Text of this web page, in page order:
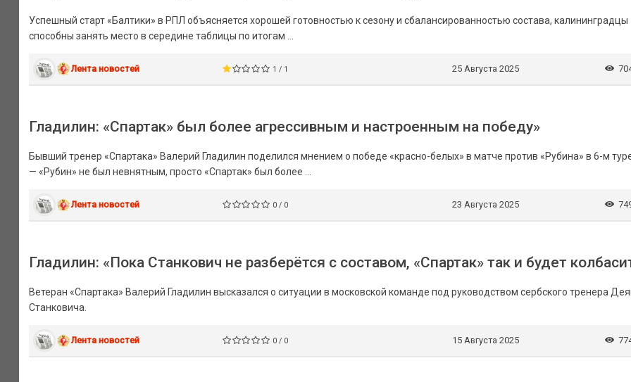
Успешный старт «Балтики» в РПЛ объясняется хорошей готовностью к сезону и сбалансированностью состава, калининградцы
способны занять место в середине таблицы по итогам ...
Лента новостей 1 / 1 25 Августа 2025
Гладилин: «Спартак» был более агрессивным и настроенным на победу»
Бывший тренер «Спартака» Валерий Гладилин поделился мнением о победе «красно-белых» в матче против «Рубина» в 6-м
— «Рубин» не был невнятным, просто «Спартак» был более ...
Лента новостей 0 / 0 23 Августа 2025
Гладилин: «Пока Станкович не разберётся с составом, «Спартак» так и будет
Ветеран «Спартака» Валерий Гладилин высказался о ситуации в московской команде под руководством сербского тренера
Станковича.
Лента новостей 0 / 0 15 Августа 2025